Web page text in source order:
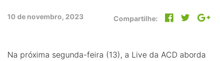
10 de novembro, 2023 Compartilhe:
Na próxima segunda-feira (13), a Live da ACD aborda